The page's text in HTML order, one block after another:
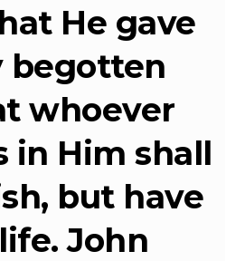
He gave
begotten
whoever
in Him shall
but have
John